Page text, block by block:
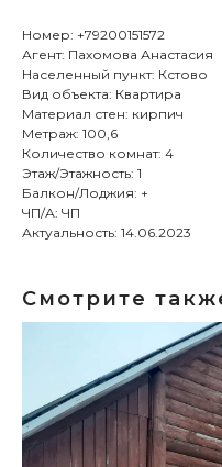
Номер: +79200151572
Агент: Пахомова Анастасия
Населенный пункт: Кстово
Вид объекта: Квартира
Материал стен: кирпич
Метраж: 100,6
Количество комнат: 4
Этаж/Этажность: 1
Балкон/Лоджия: +
ЧП/А: ЧП
Актуальность: 14.06.2023
Смотрите